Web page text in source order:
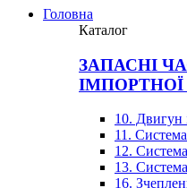
Головна
Каталог
ЗАПАСНІ
10. Двигун
11.
12.
13.
16.